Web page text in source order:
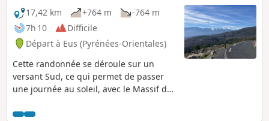
17,42 km
+764 m
-764 m
7h 10
Difficile
Départ à Eus (Pyrénées-Orientales)
Cette randonnée se déroule sur un
versant Sud, ce qui permet de passer
une journée au soleil, avec le Massif du